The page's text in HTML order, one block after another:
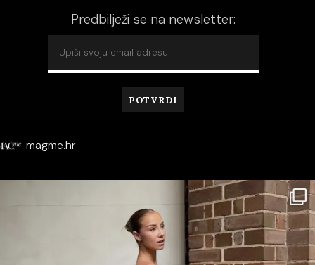
Predbilježi se na newsletter:
magme.hr